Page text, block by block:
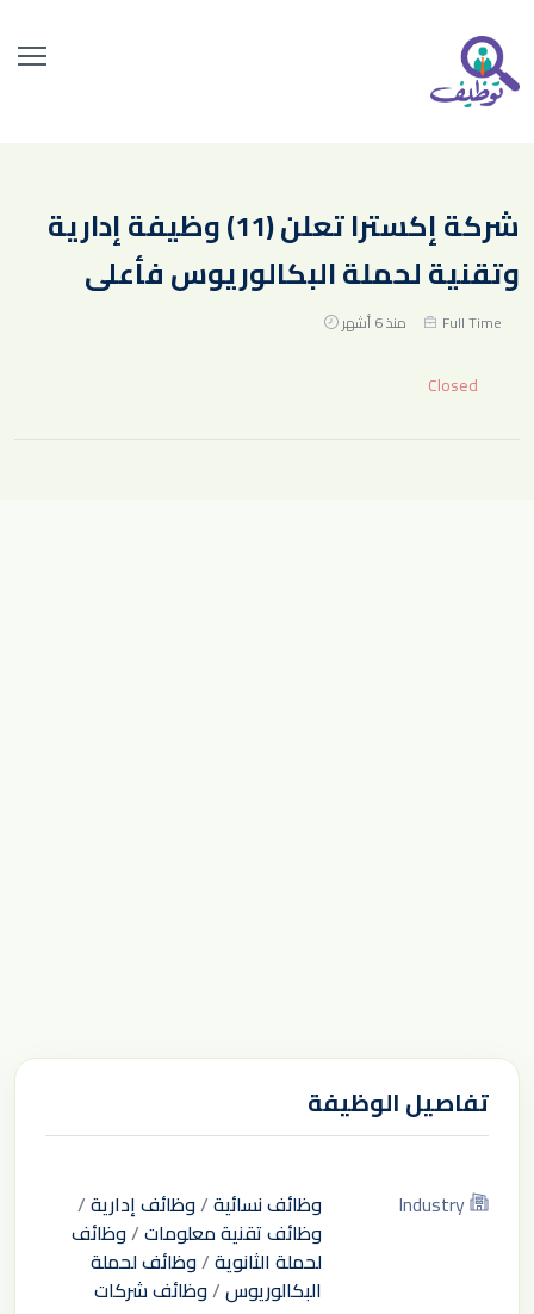
شركة إكسترا تعلن (11) وظيفة إدارية
وتقنية لحملة البكالوريوس فأعلى
Full Time منذ 6 أشهر
Closed
تفاصيل الوظيفة
Industry وظائف نسائية/وظائف إدارية/
وظائف تقنية معلومات/وظائف
لحملة الثانوية/وظائف لحملة
البكالوريوس/وظائف شركات